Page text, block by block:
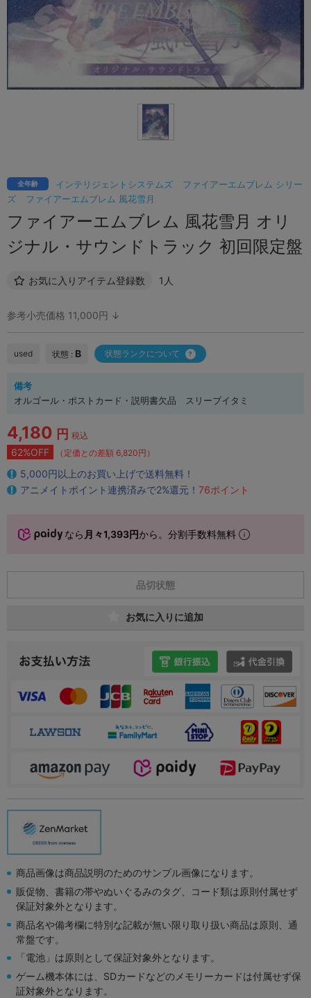
インテリジェントシステムズ
ファイアーエムブレム シリー
ズ
ファイアーエムブレム 風花雪月
全年齢
ファイアーエムブレム 風花雪月 オリ
ジナル・サウンドトラック 初回限定盤
お気に入りアイテム登録数 1人
参考小売価格 11,000円 ↓
used 状態 : B 状態ランクについて
備考
オルゴール・ポストカード・説明書欠品 スリーブイタミ
4,180 円 税込
62%OFF （定価との差額 6,820円）
5,000円以上のお買い上げで送料無料！
アニメイトポイント連携済みで2%還元！ 76ポイント
なら 月々1,393円から。分割手数料無料
品切状態
お気に入りに追加
商品画像は商品説明のためのサンプル画像になります。
販促物、書籍の帯やぬいぐるみのタグ、コード類は原則付属せず
保証対象外となります。
商品名や備考欄に特別な記載が無い限り取り扱い商品は原則、通
常盤です。
「電池」は原則として保証対象外となります。
ゲーム機本体には、SDカードなどのメモリーカードは付属せず保
証対象外となります。